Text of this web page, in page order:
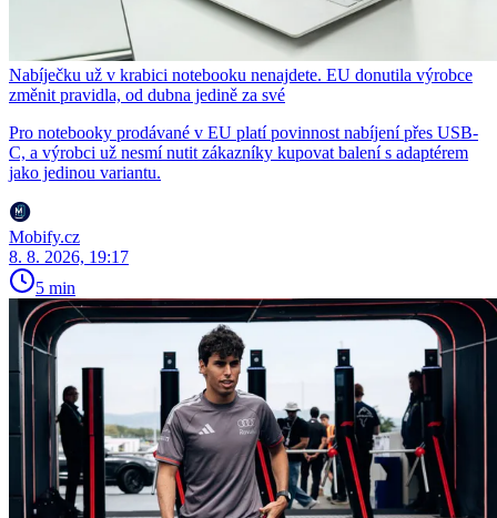
Nabíječku už v krabici notebooku nenajdete. EU donutila výrobce
změnit pravidla, od dubna jedině za své
Pro notebooky prodávané v EU platí povinnost nabíjení přes USB-
C, a výrobci už nesmí nutit zákazníky kupovat balení s adaptérem
jako jedinou variantu.
Mobify.cz
8. 8. 2026, 19:17
5 min